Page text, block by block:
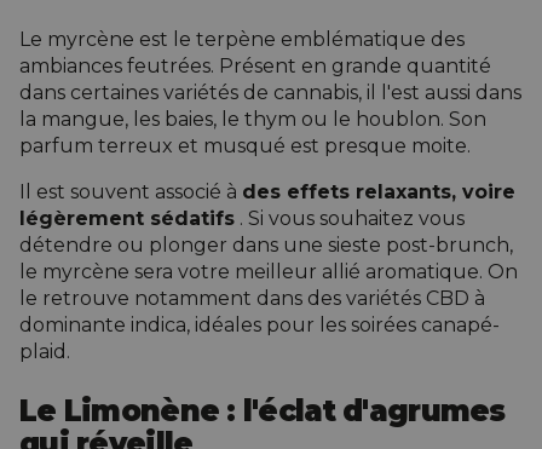
Le myrcène est le terpène emblématique des
ambiances feutrées. Présent en grande quantité
dans certaines variétés de cannabis, il l'est aussi dans
la mangue, les baies, le thym ou le houblon. Son
parfum terreux et musqué est presque moite.
Il est souvent associé à des effets relaxants, voire
légèrement sédatifs . Si vous souhaitez vous
détendre ou plonger dans une sieste post-brunch,
le myrcène sera votre meilleur allié aromatique. On
le retrouve notamment dans des variétés CBD à
dominante indica, idéales pour les soirées canapé-
plaid.
Le Limonène : l'éclat d'agrumes